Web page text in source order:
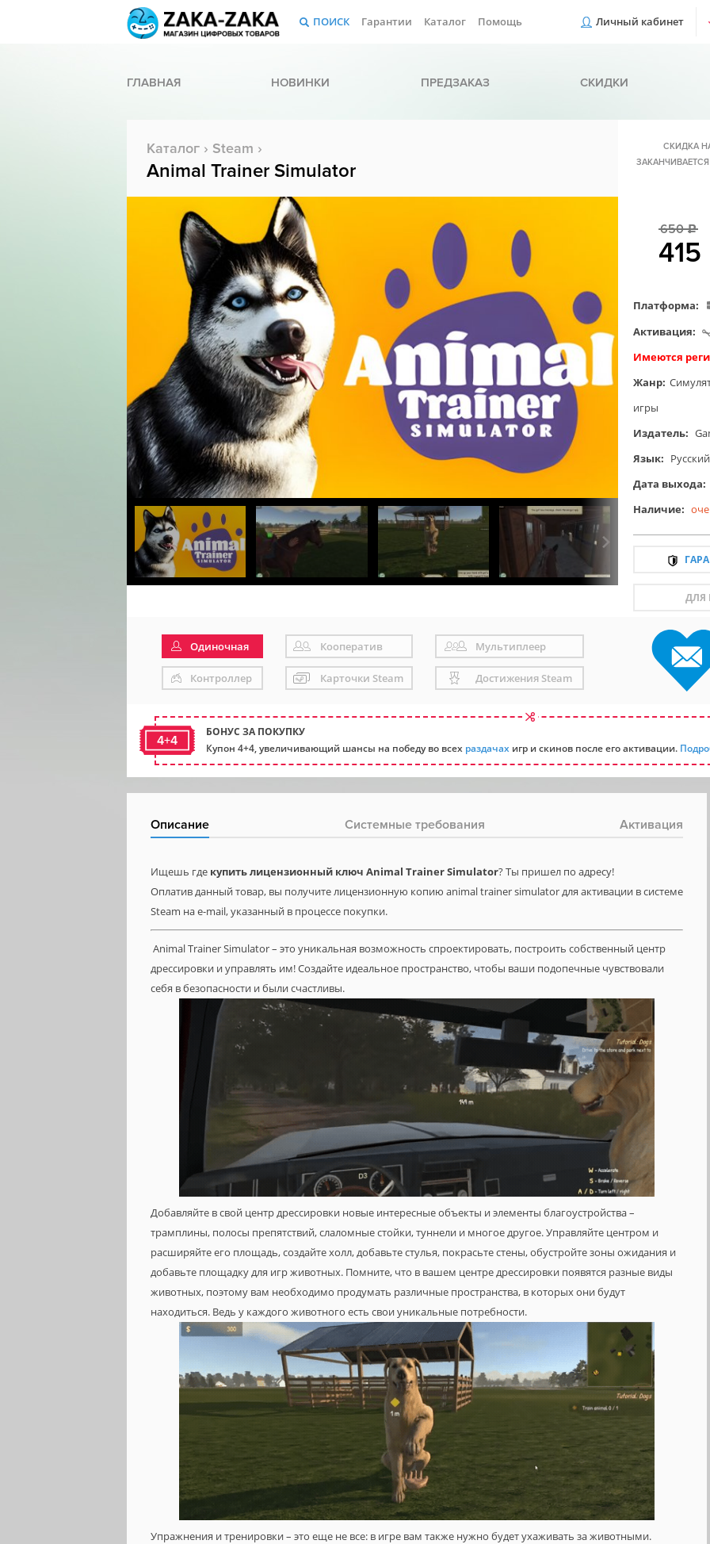
ПОИСК Гарантии Каталог Помощь Личный кабинет
ГЛАВНАЯ НОВИНКИ ПРЕДЗАКАЗ СКИДКИ
Каталог › Steam ›
Animal Trainer Simulator
СКИДКА
ЗАКАНЧИВАЕТСЯ
650c
415
Платформа:
Активация:
Имеются
Жанр:
игры
Издатель:
Язык:
Дата выхода:
Наличие:
ДЛЯ
Одиночная Кооператив Мультиплеер
Контроллер Карточки Steam Достижения Steam
4+4
БОНУС ЗА ПОКУПКУ
Купон 4+4, увеличивающий шансы на победу во всех раздачах игр и скинов после его активации.
Описание Системные требования Активация
Ищешь где купить лицензионный ключ Animal Trainer Simulator? Ты пришел по адресу!
Оплатив данный товар, вы получите лицензионную копию animal trainer simulator для активации в системе
Steam на e-mail, указанный в процессе покупки.
Animal Trainer Simulator – это уникальная возможность спроектировать, построить собственный центр
дрессировки и управлять им! Создайте идеальное пространство, чтобы ваши подопечные чувствовали
себя в безопасности и были счастливы.
Добавляйте в свой центр дрессировки новые интересные объекты и элементы благоустройства –
трамплины, полосы препятствий, слаломные стойки, туннели и многое другое. Управляйте центром и
расширяйте его площадь, создайте холл, добавьте стулья, покрасьте стены, обустройте зоны ожидания и
добавьте площадку для игр животных. Помните, что в вашем центре дрессировки появятся разные виды
животных, поэтому вам необходимо продумать различные пространства, в которых они будут
находиться. Ведь у каждого животного есть свои уникальные потребности.
Упражнения и тренировки – это еще не все: в игре вам также нужно будет ухаживать за животными.